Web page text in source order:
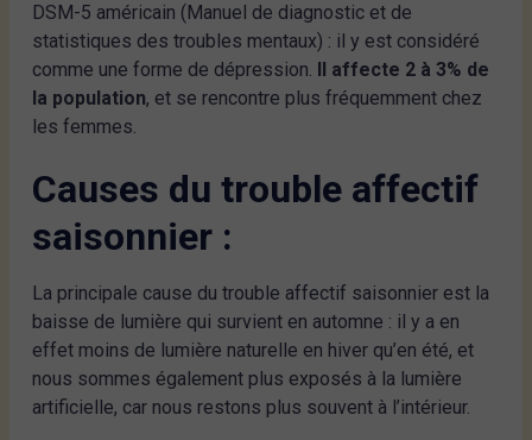
DSM-5 américain (Manuel de diagnostic et de
statistiques des troubles mentaux) : il y est considéré
comme une forme de dépression. Il affecte 2 à 3% de
la population, et se rencontre plus fréquemment chez
les femmes.
Causes du trouble affectif
saisonnier :
La principale cause du trouble affectif saisonnier est la
baisse de lumière qui survient en automne : il y a en
effet moins de lumière naturelle en hiver qu’en été, et
nous sommes également plus exposés à la lumière
artificielle, car nous restons plus souvent à l’intérieur.